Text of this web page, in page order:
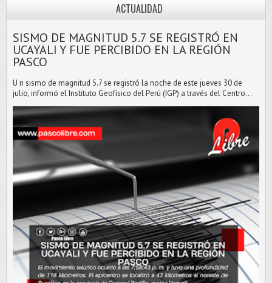
ACTUALIDAD
SISMO DE MAGNITUD 5.7 SE REGISTRÓ EN
UCAYALI Y FUE PERCIBIDO EN LA REGIÓN
PASCO
U n sismo de magnitud 5.7 se registró la noche de este jueves 30 de
julio, informó el Instituto Geofísico del Perú (IGP) a través del Centro...